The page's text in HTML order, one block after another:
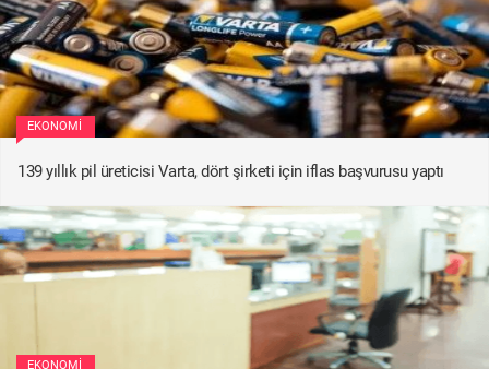
EKONOMI
139 yıllık pil üreticisi Varta, dört şirketi için iflas başvurusu yaptı
EKONOMI